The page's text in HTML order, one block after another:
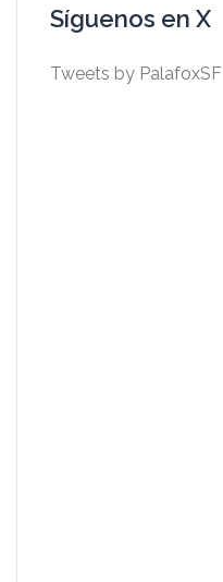
Síguenos en X
Tweets by PalafoxSF